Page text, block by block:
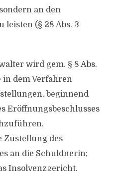
an den
(§ 28 Abs. 3
wird gem. § 8 Abs.
in dem Verfahren
beginnend
Eröffnungsbeschlusses
Zustellung des
an die Schuldnerin;
Insolvenzgericht.